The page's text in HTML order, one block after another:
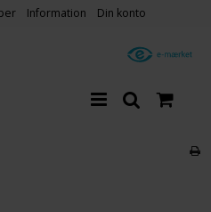
Information Din konto